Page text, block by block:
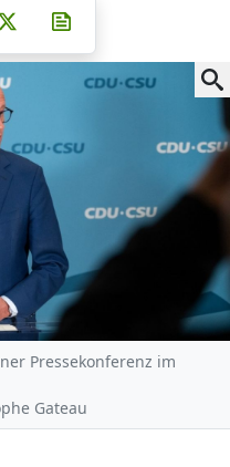
Facebook
auf Whatsapp
Teilen auf Telegram
Mail teilen
Post auf X
Pressekonferenz im
Gateau